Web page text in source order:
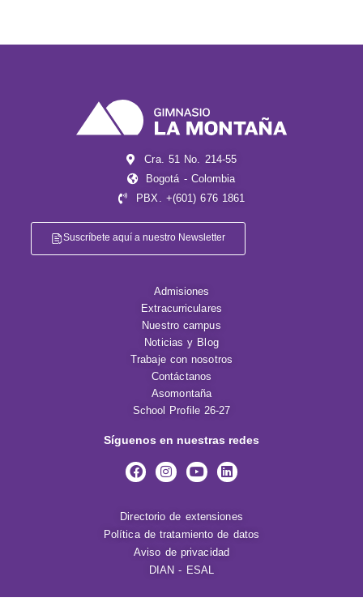
Cra. 51 No. 214-55
Bogotá - Colombia
PBX. +(601) 676 1861
Suscríbete aquí a nuestro Newsletter
Admisiones
Extracurriculares
Nuestro campus
Noticias y Blog
Trabaje con nosotros
Contáctanos
Asomontaña
School Profile 26-27
Síguenos en nuestras redes
Directorio de extensiones
Política de tratamiento de datos
Aviso de privacidad
DIAN - ESAL